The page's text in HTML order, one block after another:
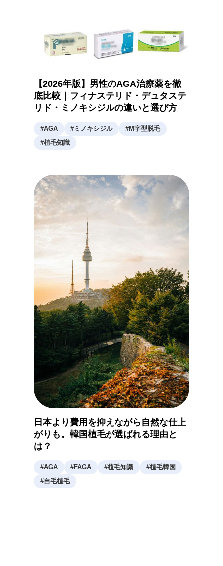
【2026年版】男性のAGA治療薬を徹
底比較｜フィナステリド・デュタステ
リド・ミノキシジルの違いと選び方
#AGA # ミノキシジル #M字型脱毛
#植毛知識
日本より費用を抑えながら自然な仕上
がりも。韓国植毛が選ばれる理由と
は？
#AGA #FAGA #植毛知識 #植毛韓国
#自毛植毛